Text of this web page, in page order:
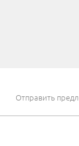
Отправить